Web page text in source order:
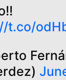
t.co/